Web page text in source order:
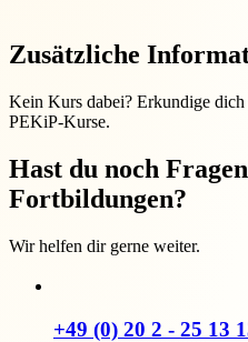
Zusätzliche
Kein Kurs dabei? Erkundige
PEKiP-Kurse.
Hast du noch
Fortbildungen?
Wir helfen dir gerne weiter.
+49 (0) 20 2 - 25 13